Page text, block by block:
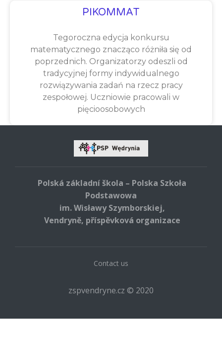
PIKOMMAT
Tegoroczna edycja konkursu
matematycznego znacząco różniła się od
poprzednich. Organizatorzy odeszli od
tradycyjnej formy indywidualnego
rozwiązywania zadań na rzecz pracy
zespołowej. Uczniowie pracowali w
pięcioosobowych
Polská základní škola – Polska Szkoła
Podstawowa
im. Wisławy Szymborskiej,
Vendryně, příspěvková organizace
Contact us
zspvendryne.cz © 2020